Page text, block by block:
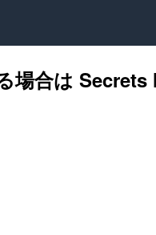
合は Secrets